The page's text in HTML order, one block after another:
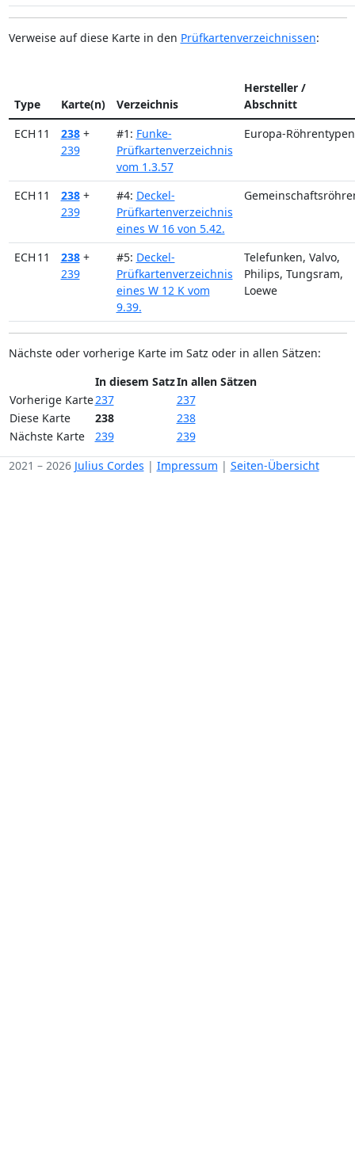
Verweise auf diese Karte in den Prüfkartenverzeichnissen:
Type Karte(n) Verzeichnis
Hersteller /
Abschnitt
ECH 11
238 +
239
#1: Funke-
Prüfkartenverzeichnis
vom 1.3.57
Europa-Röhrentypen
ECH 11 238 +
239
#4: Deckel-
Prüfkartenverzeichnis
eines W 16 von 5.42.
ECH 11 238 +
239
#5: Deckel-
Prüfkartenverzeichnis
eines W 12 K vom
9.39.
Telefunken, Valvo,
Philips, Tungsram,
Loewe
Nächste oder vorherige Karte im Satz oder in allen Sätzen:
In diesem SatzIn allen Sätzen
Vorherige Karte237
237
Diese Karte
238
238
Nächste Karte
239
239
2021 – 2026 Julius Cordes | Impressum | Seiten-Übersicht